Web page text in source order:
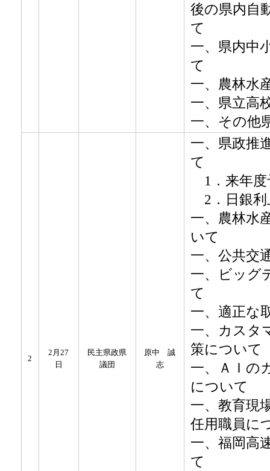
後の県内自
て
一、県内中
て
一、農林水
一、県立高
一、その他
2
2月27
日
民主県政県
議団
原中 誠
志
一、県政推
て
1．来年度
2．日銀利
一、農林水
いて
一、公共交
一、ビッグ
て
一、適正な
一、カスタ
策について
一、ＡＩの
について
一、教育現
任用職員に
一、福岡高
て